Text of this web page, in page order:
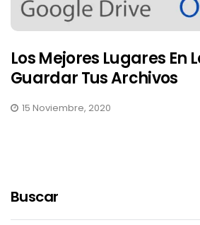
Los Mejores Lugares En
Guardar Tus Archivos
15 Noviembre, 2020
Buscar